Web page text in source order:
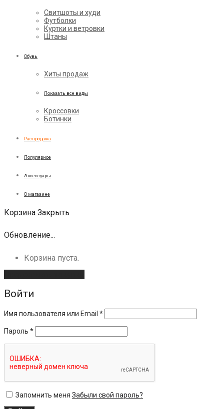
Свитшоты и худи
Футболки
Куртки и ветровки
Штаны
Обувь
Хиты продаж
Показать все виды
Кроссовки
Ботинки
Распродажа
Популярное
Аксессуары
О магазине
Корзина Закрыть
Обновление...
Корзина пуста.
Войти
Имя пользователя или Email *
Пароль *
Запомнить меня Забыли свой пароль?